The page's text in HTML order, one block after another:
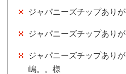
ジャパニーズチップあり
ジャパニーズチップあり
ジャパニーズチップあり
嶋。。様